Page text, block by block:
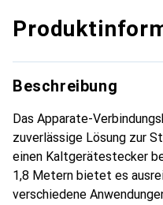
Beschreibung
Das Apparate-
zuverlässige Lösung zur
einen Kaltgerätestecker
1,8 Metern bietet es
verschiedene